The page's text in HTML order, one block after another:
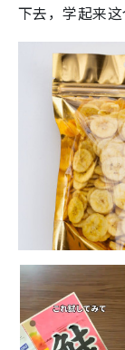
下去，学起来这